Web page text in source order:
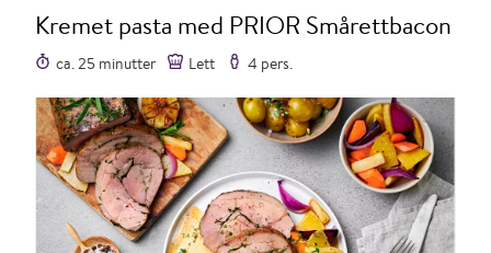
Kremet pasta med PRIOR Smårettbacon
ca. 25 minutter Lett 4 pers.